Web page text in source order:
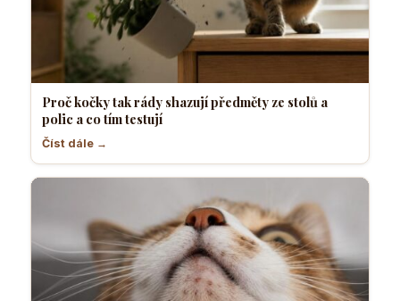
Proč kočky tak rády shazují předměty ze stolů a
polic a co tím testují
Číst dále →